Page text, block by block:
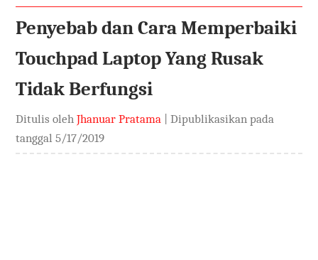
Penyebab dan Cara Memperbaiki
Touchpad Laptop Yang Rusak
Tidak Berfungsi
Ditulis olehJhanuar Pratama
| Dipublikasikan pada
tanggal5/17/2019